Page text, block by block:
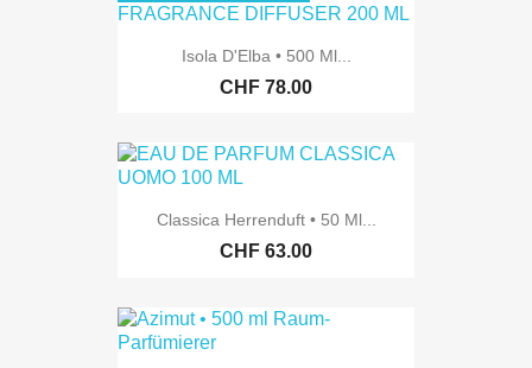
Isola D'Elba • 500 Ml...
CHF 78.00
Classica Herrenduft • 50 Ml...
CHF 63.00